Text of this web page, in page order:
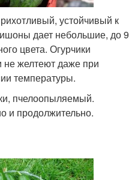
устойчивый к
дает небольшие, до 9
цвета. Огурчики
не желтеют даже при
температуры.
пчелоопыляемый.
и продолжительно.